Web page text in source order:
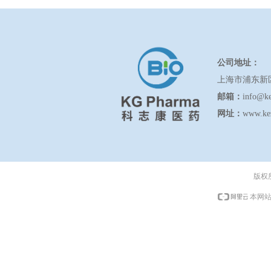
公司地址：
上海市浦东新
邮箱：
网址：
版权
本网